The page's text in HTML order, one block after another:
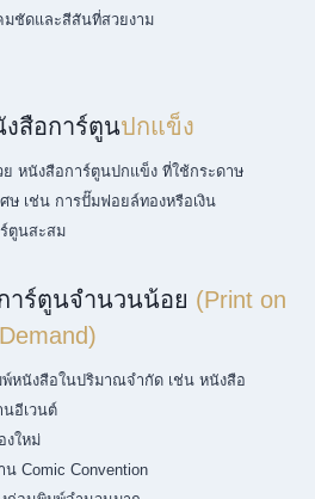
ชัดและสีสันที่สวยงาม
สือการ์ตูนปกแข็ง
หนังสือการ์ตูนปกแข็ง ที่ใช้กระดาษ
เช่น การปั๊มฟอยล์ทองหรือเงิน
ตูนสะสม
าร์ตูนจำนวนน้อย (Print on
Demand)
พ์หนังสือในปริมาณจำกัด เช่น หนังสือ
อีเวนต์
งใหม่
Comic Convention